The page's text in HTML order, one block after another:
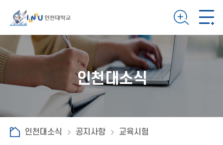
인천대소식
인천대소식 공지사항 교육시험